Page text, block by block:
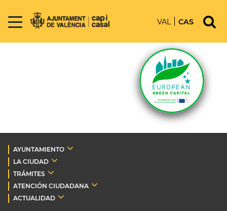
VAL CAS
AYUNTAMIENTO
LA CIUDAD
TRÁMITES
ATENCIÓN CIUDADANA
ACTUALIDAD